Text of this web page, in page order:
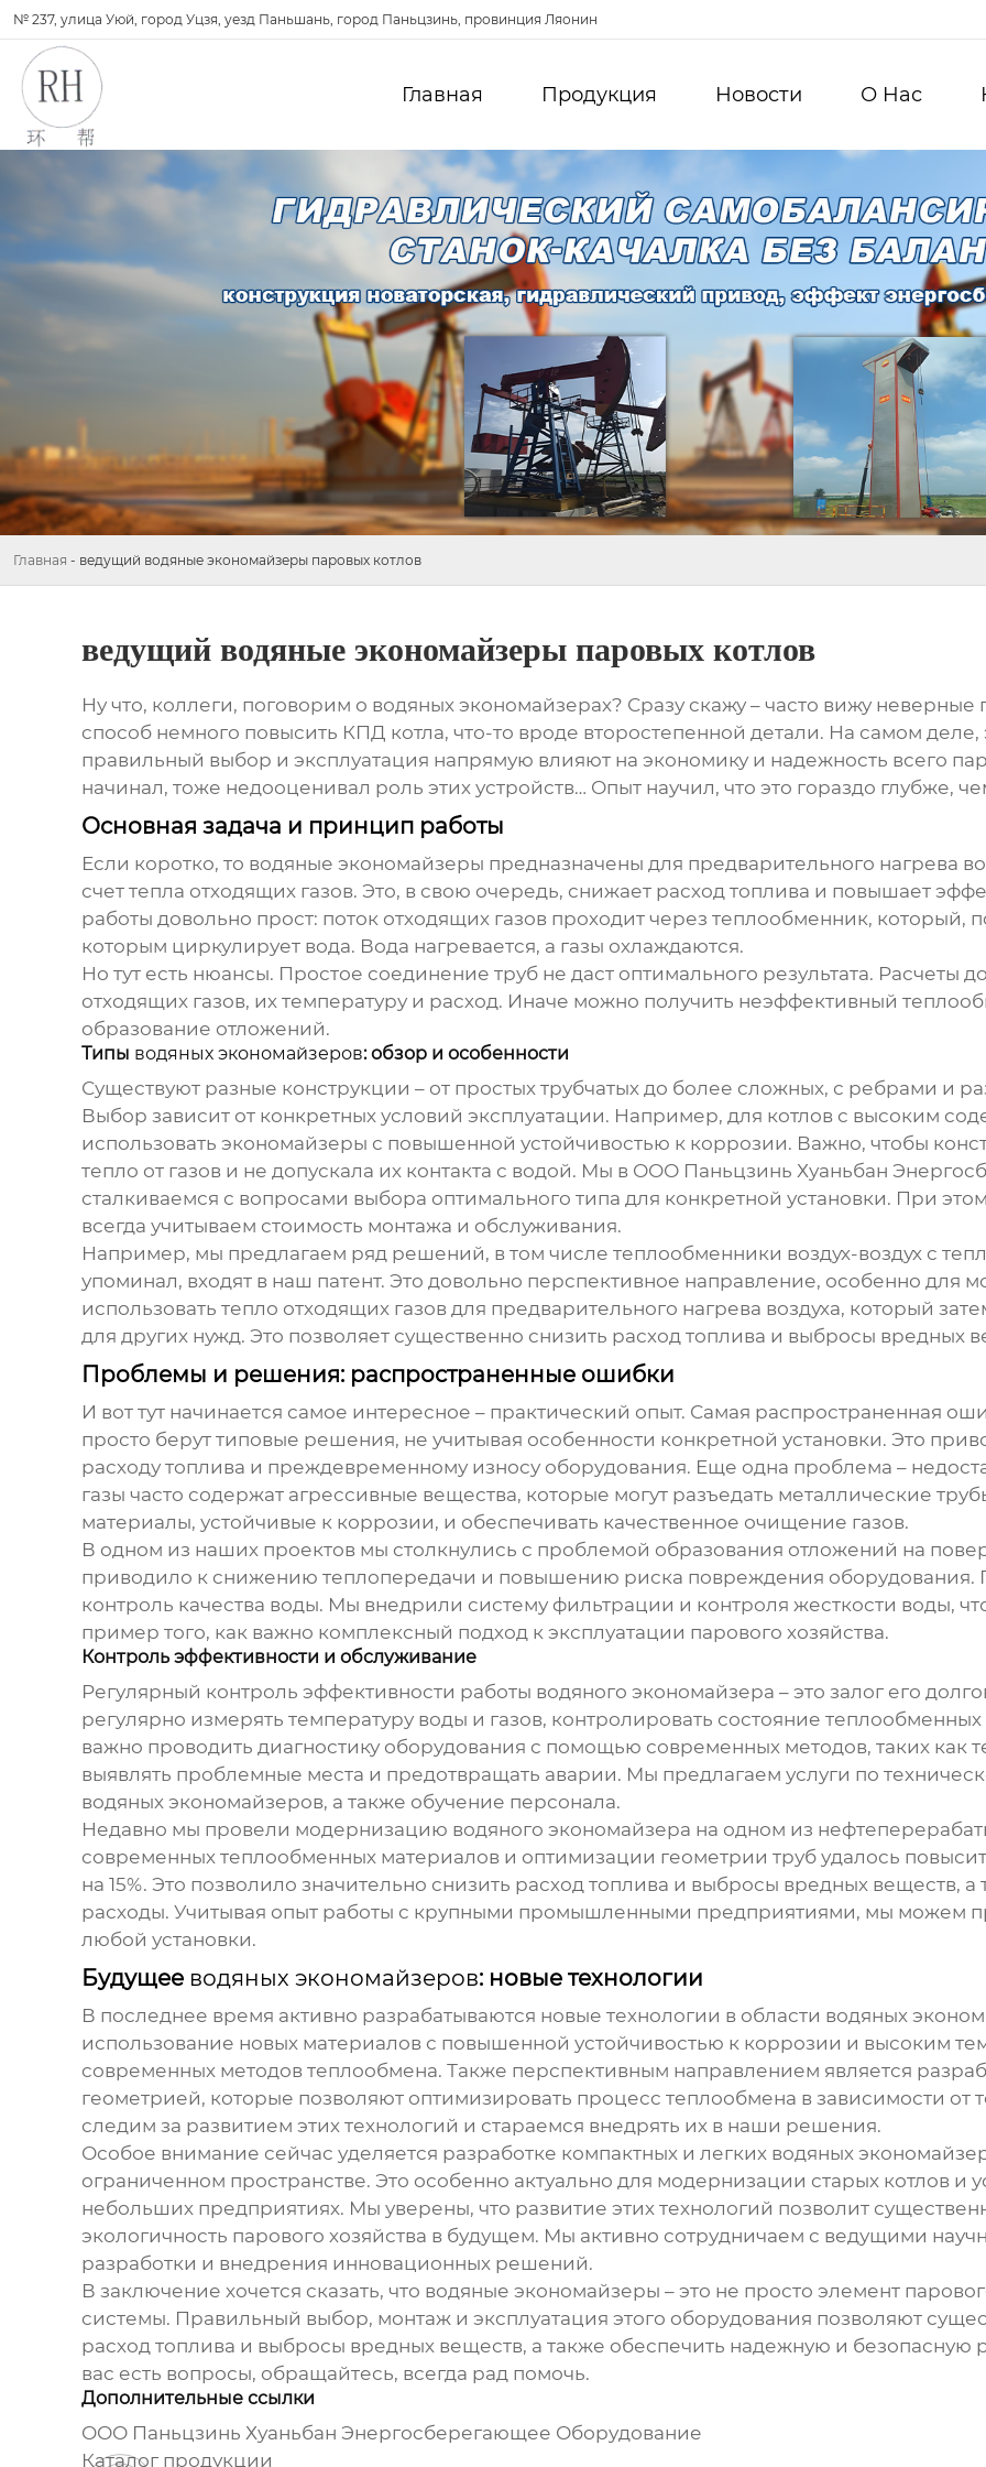
№ 237, улица Уюй, город Уцзя, уезд Паньшань, город Паньцзинь, провинция Ляонин
Главная Продукция Новости О Hас
Главная - ведущий водяные экономайзеры паровых котлов
ведущий водяные экономайзеры паровых котлов
Ну что, коллеги, поговорим о водяных экономайзерах? Сразу скажу – часто вижу
способ немного повысить КПД котла, что-то вроде второстепенной детали. На самом
правильный выбор и эксплуатация напрямую влияют на экономику и надежность всего
начинал, тоже недооценивал роль этих устройств… Опыт научил, что это гораздо глубже,
Основная задача и принцип работы
Если коротко, то водяные экономайзеры предназначены для предварительного нагрева
счет тепла отходящих газов. Это, в свою очередь, снижает расход топлива и повышает
работы довольно прост: поток отходящих газов проходит через теплообменник, который,
которым циркулирует вода. Вода нагревается, а газы охлаждаются.
Но тут есть нюансы. Простое соединение труб не даст оптимального результата. Расчеты
отходящих газов, их температуру и расход. Иначе можно получить неэффективный
образование отложений.
Типы водяных экономайзеров: обзор и особенности
Существуют разные конструкции – от простых трубчатых до более сложных, с ребрами
Выбор зависит от конкретных условий эксплуатации. Например, для котлов с высоким
использовать экономайзеры с повышенной устойчивостью к коррозии. Важно, чтобы
тепло от газов и не допускала их контакта с водой. Мы в ООО Паньцзинь Хуаньбан
сталкиваемся с вопросами выбора оптимального типа для конкретной установки. При
всегда учитываем стоимость монтажа и обслуживания.
Например, мы предлагаем ряд решений, в том числе теплообменники воздух-воздух с
упоминал, входят в наш патент. Это довольно перспективное направление, особенно для
использовать тепло отходящих газов для предварительного нагрева воздуха, который
для других нужд. Это позволяет существенно снизить расход топлива и выбросы вредных
Проблемы и решения: распространенные ошибки
И вот тут начинается самое интересное – практический опыт. Самая распространенная
просто берут типовые решения, не учитывая особенности конкретной установки. Это
расходу топлива и преждевременному износу оборудования. Еще одна проблема –
газы часто содержат агрессивные вещества, которые могут разъедать металлические
материалы, устойчивые к коррозии, и обеспечивать качественное очищение газов.
В одном из наших проектов мы столкнулись с проблемой образования отложений на
приводило к снижению теплопередачи и повышению риска повреждения оборудования.
контроль качества воды. Мы внедрили систему фильтрации и контроля жесткости воды,
пример того, как важно комплексный подход к эксплуатации парового хозяйства.
Контроль эффективности и обслуживание
Регулярный контроль эффективности работы водяного экономайзера – это залог его
регулярно измерять температуру воды и газов, контролировать состояние
важно проводить диагностику оборудования с помощью современных методов, таких как
выявлять проблемные места и предотвращать аварии. Мы предлагаем услуги по
водяных экономайзеров, а также обучение персонала.
Недавно мы провели модернизацию водяного экономайзера на одном из
современных теплообменных материалов и оптимизации геометрии труб удалось
на 15%. Это позволило значительно снизить расход топлива и выбросы вредных веществ,
расходы. Учитывая опыт работы с крупными промышленными предприятиями, мы можем
любой установки.
Будущее водяных экономайзеров: новые технологии
В последнее время активно разрабатываются новые технологии в области водяных
использование новых материалов с повышенной устойчивостью к коррозии и высоким
современных методов теплообмена. Также перспективным направлением является
геометрией, которые позволяют оптимизировать процесс теплообмена в зависимости от
следим за развитием этих технологий и стараемся внедрять их в наши решения.
Особое внимание сейчас уделяется разработке компактных и легких водяных
ограниченном пространстве. Это особенно актуально для модернизации старых котлов и
небольших предприятиях. Мы уверены, что развитие этих технологий позволит
экологичность парового хозяйства в будущем. Мы активно сотрудничаем с ведущими
разработки и внедрения инновационных решений.
В заключение хочется сказать, что водяные экономайзеры – это не просто элемент
системы. Правильный выбор, монтаж и эксплуатация этого оборудования позволяют
расход топлива и выбросы вредных веществ, а также обеспечить надежную и безопасную
вас есть вопросы, обращайтесь, всегда рад помочь.
Дополнительные ссылки
ООО Паньцзинь Хуаньбан Энергосберегающее Оборудование
Каталог продукции